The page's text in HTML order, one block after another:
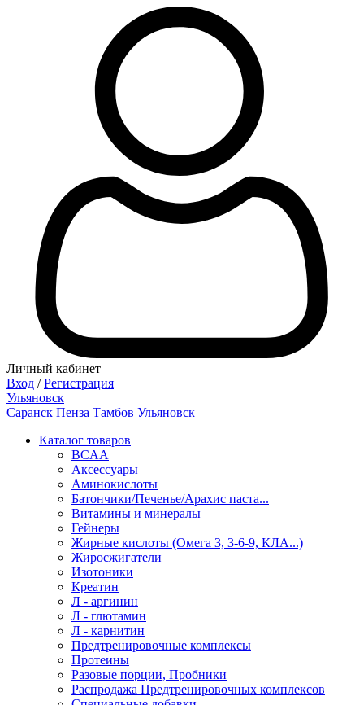
Личный кабинет
Вход / Регистрация
Ульяновск
Саранск Пенза Тамбов Ульяновск
Каталог товаров
BCAA
Аксессуары
Аминокислоты
Батончики/Печенье/Арахис паста...
Витамины и минералы
Гейнеры
Жирные кислоты (Омега 3, 3-6-9, КЛА...)
Жиросжигатели
Изотоники
Креатин
Л - аргинин
Л - глютамин
Л - карнитин
Предтренировочные комплексы
Протеины
Разовые порции, Пробники
Распродажа Предтренировочных комплексов